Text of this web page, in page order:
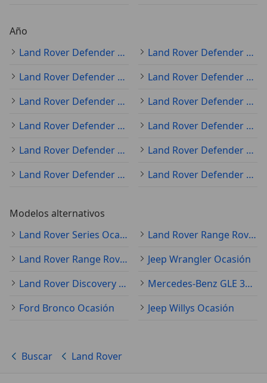
Año
Land Rover Defender 2025
Land Rover Defender 2021
Land Rover Defender 2013
Land Rover Defender 2016
Land Rover Defender 2022
Land Rover Defender 2014
Land Rover Defender 2007
Land Rover Defender 2023
Land Rover Defender 2008
Land Rover Defender 2020
Land Rover Defender 2026
Land Rover Defender 2024
Modelos alternativos
Land Rover Series Ocasión
Land Rover Range Rover Sport Ocasión
Land Rover Range Rover Ocasión
Jeep Wrangler Ocasión
Land Rover Discovery Ocasión
Mercedes-Benz GLE 350 Ocasión
Ford Bronco Ocasión
Jeep Willys Ocasión
Buscar Land Rover